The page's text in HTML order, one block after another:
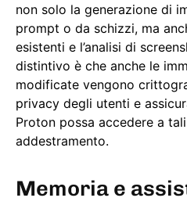
non solo la generazione di
prompt o da schizzi, ma
esistenti e l’analisi di
distintivo è che anche le
modificate vengono
privacy degli utenti e
Proton possa accedere a
addestramento.
Memoria e